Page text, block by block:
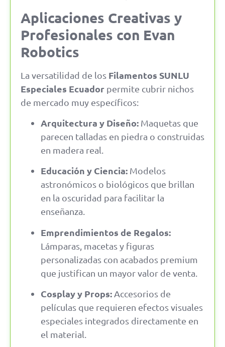
Aplicaciones Creativas y
Profesionales con Evan
Robotics
La versatilidad de los Filamentos SUNLU
Especiales Ecuador permite cubrir nichos
de mercado muy específicos:
Arquitectura y Diseño: Maquetas que
parecen talladas en piedra o construidas
en madera real.
Educación y Ciencia: Modelos
astronómicos o biológicos que brillan
en la oscuridad para facilitar la
enseñanza.
Emprendimientos de Regalos:
Lámparas, macetas y figuras
personalizadas con acabados premium
que justifican un mayor valor de venta.
Cosplay y Props: Accesorios de
películas que requieren efectos visuales
especiales integrados directamente en
el material.